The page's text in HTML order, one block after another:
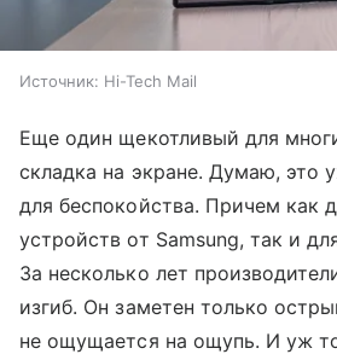
Источник: Hi-Tech Mail
Еще один щекотливый для
складка на экране. Думаю, это
для беспокойства. Причем как
устройств от Samsung, так и
За несколько лет
изгиб. Он заметен только
не ощущается на ощупь. И уж